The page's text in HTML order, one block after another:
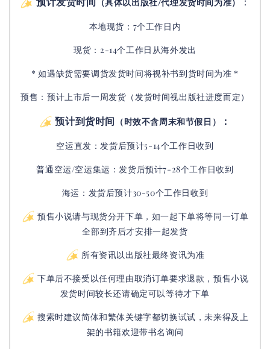
本地现货：7个工作日内
现货：2-14个工作日从海外发出
* 如遇缺货需要调货发货时间将视补书到货时间为准 *
预售：预计上市后一周发货（发货时间视出版社进度而定）
预计到货时间 （时效不含周末和节假日） ：
空运直发：发货后预计5-14个工作日收到
普通空运/空运集运：发货后预计7-28个工作日收到
海运：发货后预计30-50个工作日收到
预售小说请与现货分开下单，如一起下单将等同一订单
全部到齐后才安排一起发货
所有资讯以出版社最终资讯为准
下单后不接受以任何理由取消订单要求退款，预售小说
发货时间较长还请确定可以等待才下单
搜索时建议简体和繁体关键字都切换试试，未来得及上
架的书籍欢迎带书名询问